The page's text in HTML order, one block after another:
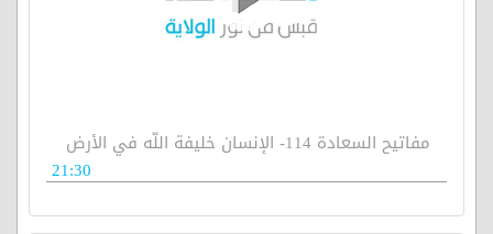
مفاتيح السعادة 114- الإنسان خليفة اللّه في الأرض
21:30